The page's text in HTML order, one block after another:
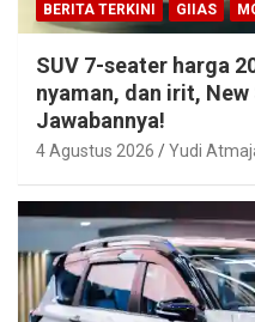
BERITA TERKINI GIIAS
SUV 7-seater harga
nyaman, dan irit, New
Jawabannya!
4 Agustus 2026 Yudi